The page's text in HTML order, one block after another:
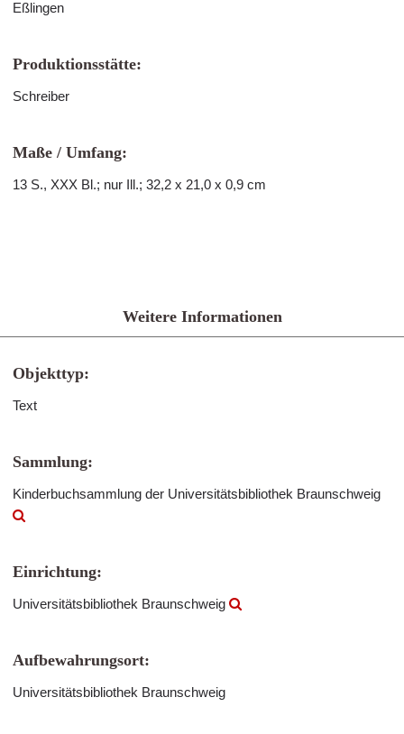
Eßlingen
Produktionsstätte:
Schreiber
Maße / Umfang:
13 S., XXX Bl.; nur Ill.; 32,2 x 21,0 x 0,9 cm
Weitere Informationen
Objekttyp:
Text
Sammlung:
Kinderbuchsammlung der Universitätsbibliothek Braunschweig
Einrichtung:
Universitätsbibliothek Braunschweig
Aufbewahrungsort:
Universitätsbibliothek Braunschweig